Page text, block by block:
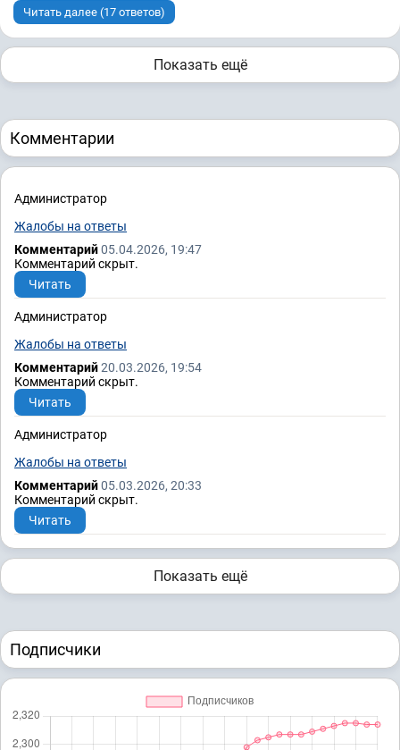
Читать далее (17 ответов)
Показать ещё
Комментарии
Администратор
Жалобы на ответы
Комментарий05.04.2026, 19:47
Комментарий скрыт.
Читать
Администратор
Жалобы на ответы
Комментарий20.03.2026, 19:54
Комментарий скрыт.
Читать
Администратор
Жалобы на ответы
Комментарий05.03.2026, 20:33
Комментарий скрыт.
Читать
Показать ещё
Подписчики